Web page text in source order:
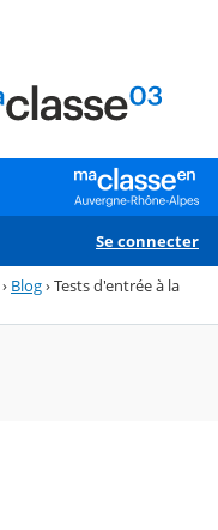
Se connecter
› Blog›Tests d'entrée à la